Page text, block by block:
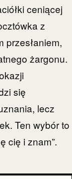
ceniącej
z
przesłaniem,
żargonu.
się
lecz
Ten wybór to
cię i znam”.